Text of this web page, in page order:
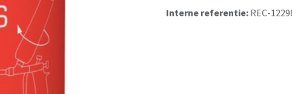
Interne referentie: REC-